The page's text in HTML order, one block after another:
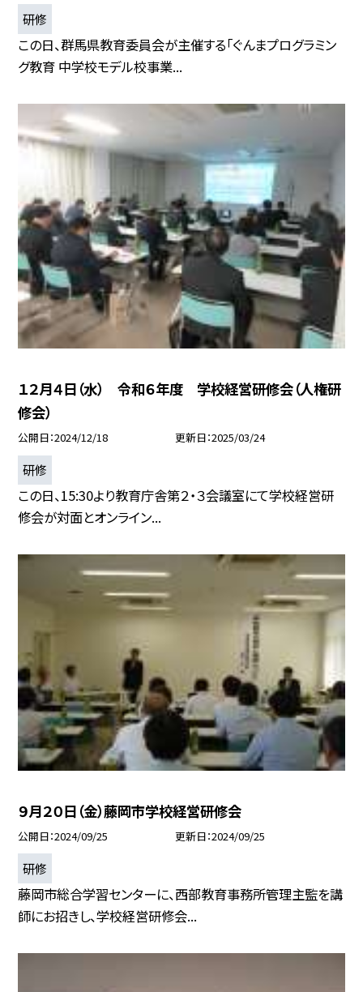
研修
この日、群馬県教育委員会が主催する「ぐんまプログラミン
グ教育 中学校モデル校事業...
１２月４日（水） 令和６年度 学校経営研修会（人権研
修会）
公開日 2024/12/18 更新日 2025/03/24
研修
この日、15:30より教育庁舎第２・３会議室にて学校経営研
修会が対面とオンライン...
９月２０日（金）藤岡市学校経営研修会
公開日 2024/09/25 更新日 2024/09/25
研修
藤岡市総合学習センターに、西部教育事務所管理主監を講
師にお招きし、学校経営研修会...